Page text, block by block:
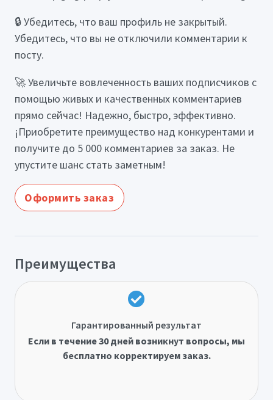
🔒 Убедитесь, что ваш профиль не закрытый.
Убедитесь, что вы не отключили комментарии к
посту.
🚀 Увеличьте вовлеченность ваших подписчиков с
помощью живых и качественных комментариев
прямо сейчас! Надежно, быстро, эффективно.
¡Приобретите преимущество над конкурентами и
получите до 5 000 комментариев за заказ. Не
упустите шанс стать заметным!
Оформить заказ
Преимущества
Гарантированный результат
Если в течение 30 дней возникнут вопросы, мы
бесплатно корректируем заказ.